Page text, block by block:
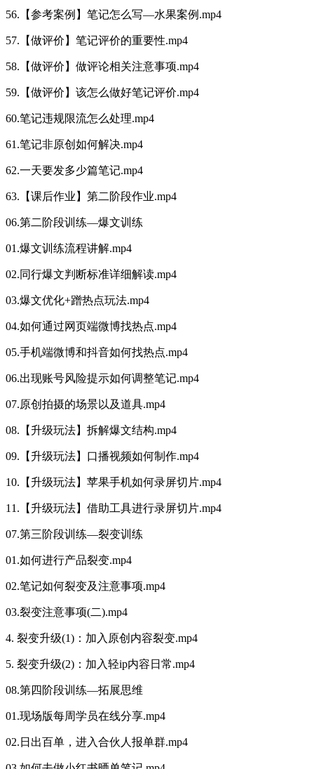
56.【参考案例】笔记怎么写—水果案例.mp4
57.【做评价】笔记评价的重要性.mp4
58.【做评价】做评论相关注意事项.mp4
59.【做评价】该怎么做好笔记评价.mp4
60.笔记违规限流怎么处理.mp4
61.笔记非原创如何解决.mp4
62.一天要发多少篇笔记.mp4
63.【课后作业】第二阶段作业.mp4
06.第二阶段训练—爆文训练
01.爆文训练流程讲解.mp4
02.同行爆文判断标准详细解读.mp4
03.爆文优化+蹭热点玩法.mp4
04.如何通过网页端微博找热点.mp4
05.手机端微博和抖音如何找热点.mp4
06.出现账号风险提示如何调整笔记.mp4
07.原创拍摄的场景以及道具.mp4
08.【升级玩法】拆解爆文结构.mp4
09.【升级玩法】口播视频如何制作.mp4
10.【升级玩法】苹果手机如何录屏切片.mp4
11.【升级玩法】借助工具进行录屏切片.mp4
07.第三阶段训练—裂变训练
01.如何进行产品裂变.mp4
02.笔记如何裂变及注意事项.mp4
03.裂变注意事项(二).mp4
4. 裂变升级(1)：加入原创内容裂变.mp4
5. 裂变升级(2)：加入轻ip内容日常.mp4
08.第四阶段训练—拓展思维
01.现场版每周学员在线分享.mp4
02.日出百单，进入合伙人报单群.mp4